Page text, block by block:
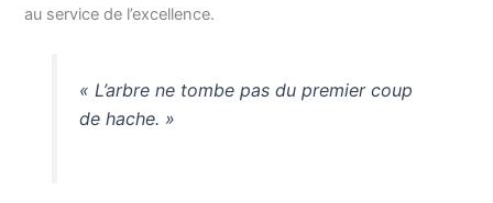
au service de l’excellence.
« L’arbre ne tombe pas du premier coup
de hache. »